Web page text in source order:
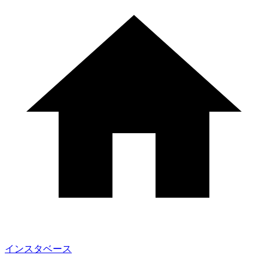
インスタベース